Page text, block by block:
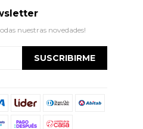
nuestras novedades!
SUSCRIBIRME